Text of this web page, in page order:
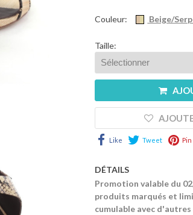
Couleur: Beige/
Taille:
Like Tweet Pin
DÉTAILS
Promotion valable du
produits marqués et
cumulable avec d'autres